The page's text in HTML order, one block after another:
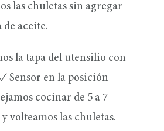
las chuletas sin agregar
de aceite.
la tapa del utensilio con
Sensor en la posición
cocinar de 5 a 7
volteamos las chuletas.